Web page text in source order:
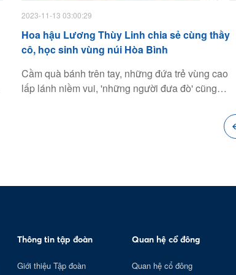
2023-11-13 03:00:29
Hoa hậu Lương Thùy Linh chia sẻ cùng thầy
cô, học sinh vùng núi Hòa Bình
Cầm quà bánh trên tay, những đứa trẻ vùng cao
lấp lánh niềm vui, 'những người đưa đò' cũng
trình Chia sẻ cùng thầy cô với sự đồng hành của
Thông tin tập đoàn
Giới thiệu Tập đoàn
Quan hệ cổ đông
Quan hệ cổ đông